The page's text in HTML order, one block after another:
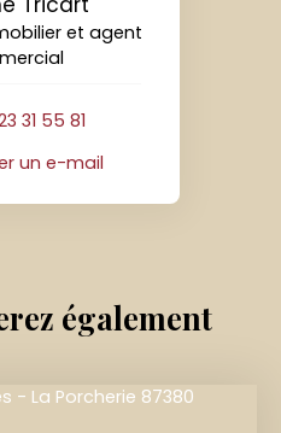
et agent
31 55 81
un e-mail
également